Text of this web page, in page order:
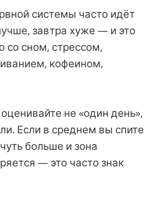
системы часто идёт
завтра хуже — и это
со сном, стрессом,
кофеином,
не «один день»,
Если в среднем вы спите
больше и зона
— это часто знак